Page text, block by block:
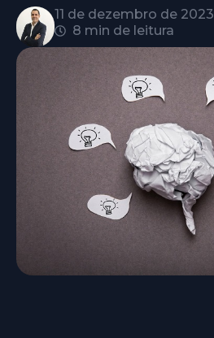
11 de dezembro de 2023
8 min de leitura